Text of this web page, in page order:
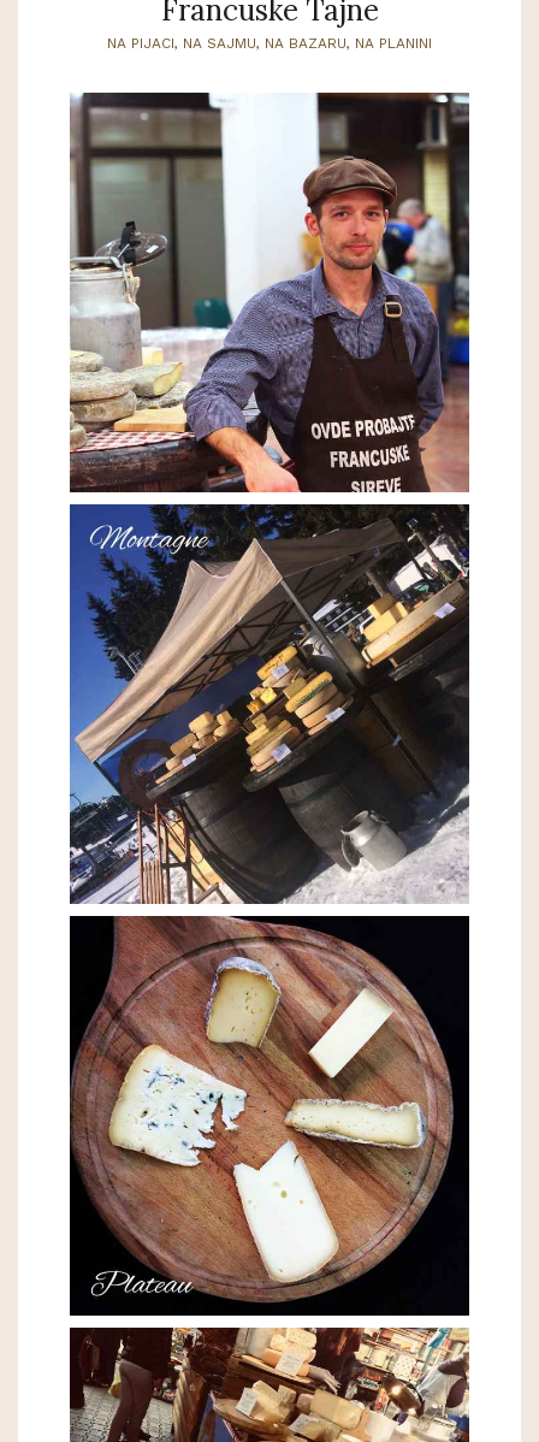
Francuske Tajne
NA PIJACI, NA SAJMU, NA BAZARU, NA PLANINI